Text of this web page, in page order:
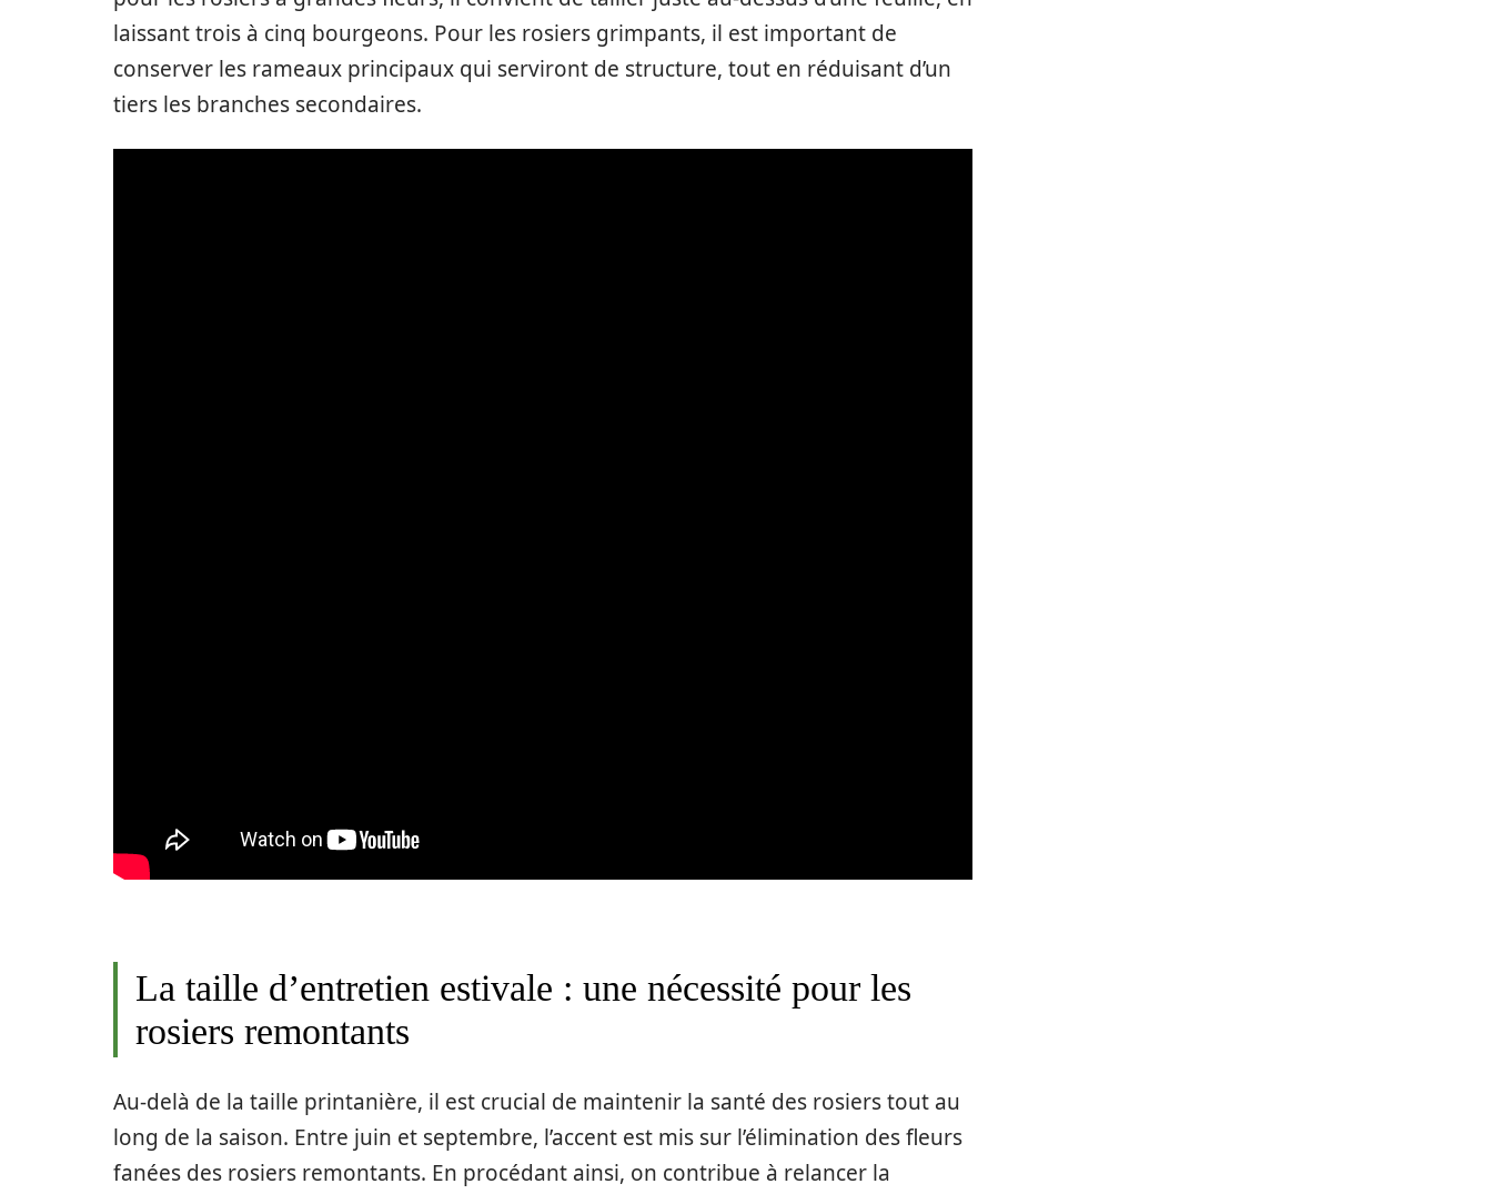
laissant trois à cinq bourgeons. Pour les rosiers grimpants, il est important de
conserver les rameaux principaux qui serviront de structure, tout en réduisant d’un
tiers les branches secondaires.
La taille d’entretien estivale : une nécessité pour les
rosiers remontants
Au-delà de la taille printanière, il est crucial de maintenir la santé des rosiers tout au
long de la saison. Entre juin et septembre, l’accent est mis sur l’élimination des fleurs
fanées des rosiers remontants. En procédant ainsi, on contribue à relancer la